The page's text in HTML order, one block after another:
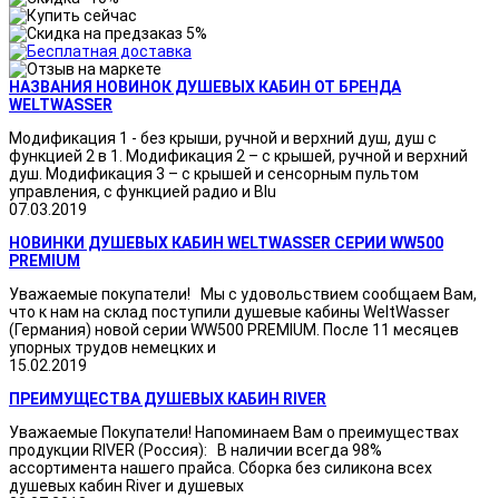
НАЗВАНИЯ НОВИНОК ДУШЕВЫХ КАБИН ОТ БРЕНДА
WELTWASSER
Модификация 1 - без крыши, ручной и верхний душ, душ с
функцией 2 в 1. Модификация 2 – с крышей, ручной и верхний
душ. Модификация 3 – с крышей и сенсорным пультом
управления, с функцией радио и Blu
07.03.2019
НОВИНКИ ДУШЕВЫХ КАБИН WELTWASSER СЕРИИ WW500
PREMIUM
Уважаемые покупатели! Мы с удовольствием сообщаем Вам,
что к нам на склад поступили душевые кабины WeltWasser
(Германия) новой серии WW500 PREMIUM. После 11 месяцев
упорных трудов немецких и
15.02.2019
ПРЕИМУЩЕСТВА ДУШЕВЫХ КАБИН RIVER
Уважаемые Покупатели! Напоминаем Вам о преимуществах
продукции RIVER (Россия): В наличии всегда 98%
ассортимента нашего прайса. Сборка без силикона всех
душевых кабин River и душевых